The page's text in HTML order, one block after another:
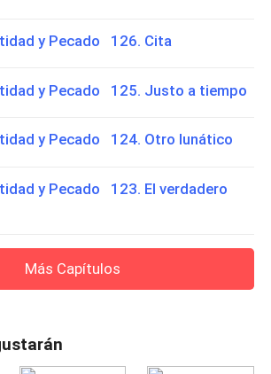
y Pecado 126. Cita
y Pecado 125. Justo a tiempo
y Pecado 124. Otro lunático
y Pecado 123. El verdadero
Más Capítulos